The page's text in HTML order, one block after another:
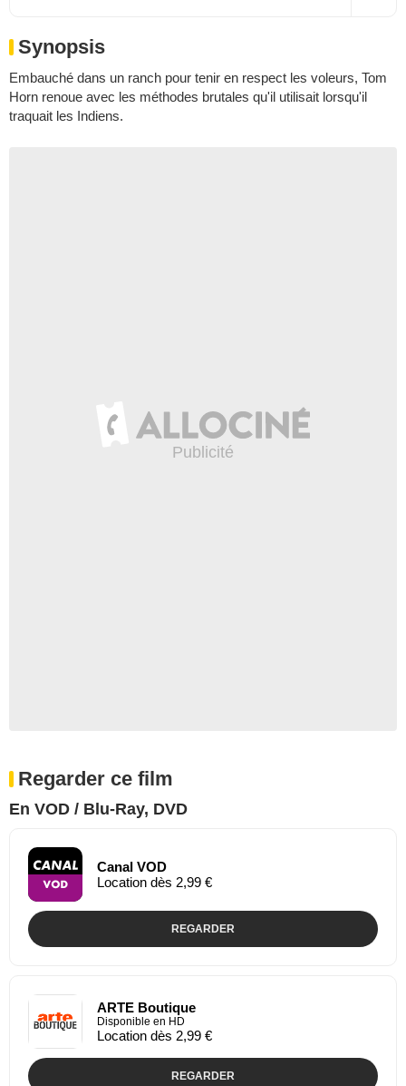
Synopsis
Embauché dans un ranch pour tenir en respect les voleurs, Tom
Horn renoue avec les méthodes brutales qu'il utilisait lorsqu'il
traquait les Indiens.
Regarder ce film
En VOD / Blu-Ray, DVD
Canal VOD
Location dès 2,99 €
REGARDER
ARTE Boutique
Disponible en HD
Location dès 2,99 €
REGARDER